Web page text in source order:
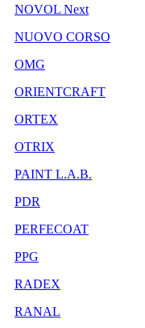
NOVOL Next
NUOVO CORSO
OMG
ORIENTCRAFT
ORTEX
OTRIX
PAINT L.A.B.
PDR
PERFECOAT
PPG
RADEX
RANAL